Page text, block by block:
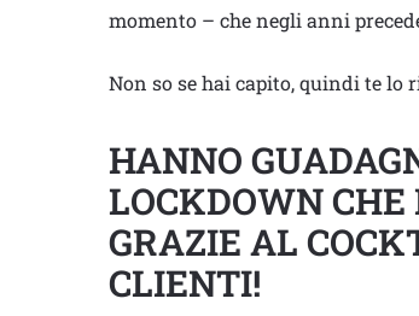
momento – che negli anni
Non so se hai capito, quindi te lo
HANNO
LOCKDOWN
GRAZIE AL
CLIENTI!